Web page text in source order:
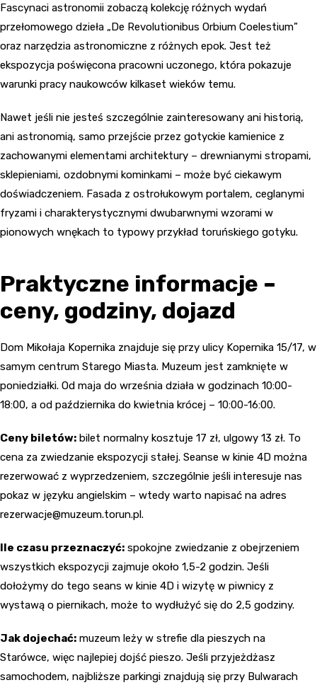
Fascynaci astronomii zobaczą kolekcję różnych wydań
przełomowego dzieła „De Revolutionibus Orbium Coelestium”
oraz narzędzia astronomiczne z różnych epok. Jest też
ekspozycja poświęcona pracowni uczonego, która pokazuje
warunki pracy naukowców kilkaset wieków temu.
Nawet jeśli nie jesteś szczególnie zainteresowany ani historią,
ani astronomią, samo przejście przez gotyckie kamienice z
zachowanymi elementami architektury – drewnianymi stropami,
sklepieniami, ozdobnymi kominkami – może być ciekawym
doświadczeniem. Fasada z ostrołukowym portalem, ceglanymi
fryzami i charakterystycznymi dwubarwnymi wzorami w
pionowych wnękach to typowy przykład toruńskiego gotyku.
Praktyczne informacje –
ceny, godziny, dojazd
Dom Mikołaja Kopernika znajduje się przy ulicy Kopernika 15/17, w
samym centrum Starego Miasta. Muzeum jest zamknięte w
poniedziałki. Od maja do września działa w godzinach 10:00-
18:00, a od października do kwietnia krócej – 10:00-16:00.
Ceny biletów: bilet normalny kosztuje 17 zł, ulgowy 13 zł. To
cena za zwiedzanie ekspozycji stałej. Seanse w kinie 4D można
rezerwować z wyprzedzeniem, szczególnie jeśli interesuje nas
pokaz w języku angielskim – wtedy warto napisać na adres
rezerwacje@muzeum.torun.pl.
Ile czasu przeznaczyć: spokojne zwiedzanie z obejrzeniem
wszystkich ekspozycji zajmuje około 1,5-2 godzin. Jeśli
dołożymy do tego seans w kinie 4D i wizytę w piwnicy z
wystawą o piernikach, może to wydłużyć się do 2,5 godziny.
Jak dojechać: muzeum leży w strefie dla pieszych na
Starówce, więc najlepiej dojść pieszo. Jeśli przyjeżdżasz
samochodem, najbliższe parkingi znajdują się przy Bulwarach